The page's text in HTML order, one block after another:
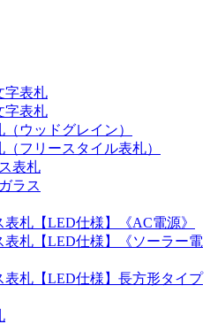
字表札
字表札
ウッドグレイン）
フリースタイル表札）
表札
ラス
表札【LED仕様】《AC電源》
表札【LED仕様】《ソーラー電
表札【LED仕様】長方形タイプ